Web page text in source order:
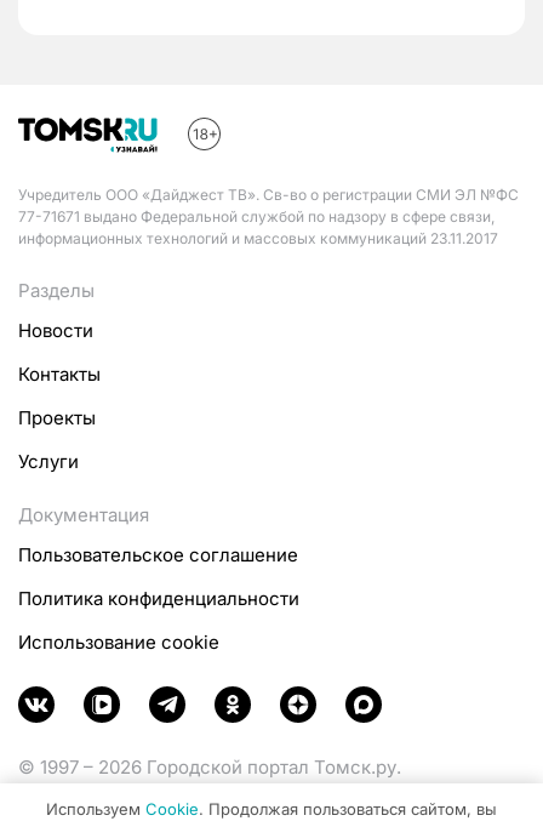
Учредитель ООО «Дайджест ТВ». Св-во о регистрации СМИ ЭЛ №ФС
77-71671 выдано Федеральной службой по надзору в сфере связи,
информационных технологий и массовых коммуникаций 23.11.2017
Разделы
Новости
Контакты
Проекты
Услуги
Документация
Пользовательское соглашение
Политика конфиденциальности
Использование cookie
© 1997 – 2026 Городской портал Томск.ру.
Используем Cookie. Продолжая пользоваться сайтом, вы